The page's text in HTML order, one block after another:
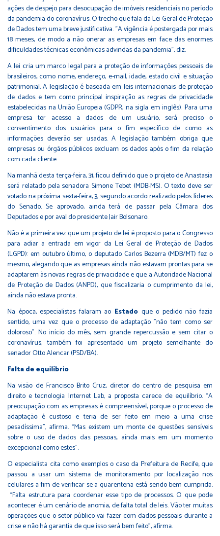
ações de despejo para desocupação de imóveis residenciais no período
da pandemia do coronavírus. O trecho que fala da Lei Geral de Proteção
de Dados tem uma breve justificativa. "A vigência é postergada por mais
18 meses, de modo a não onerar as empresas em face das enormes
dificuldades técnicas econômicas advindas da pandemia", diz.
A lei cria um marco legal para a proteção de informações pessoais de
brasileiros, como nome, endereço, e-mail, idade, estado civil e situação
patrimonial. A legislação é baseada em leis internacionais de proteção
de dados e tem como principal inspiração as regras de privacidade
estabelecidas na União Europeia (GDPR, na sigla em inglês). Para uma
empresa ter acesso a dados de um usuário, será preciso o
consentimento dos usuários para o fim específico de como as
informações deverão ser usadas. A legislação também obriga que
empresas ou órgãos públicos excluam os dados após o fim da relação
com cada cliente.
Na manhã desta terça-feira, 31, ficou definido que o projeto de Anastasia
será relatado pela senadoraSimone Tebet (MDB-MS). O texto deve ser
votado na próxima sexta-feira, 3, segundo acordo realizado pelos líderes
do Senado. Se aprovado, ainda terá de passar pela Câmara dos
Deputados e por aval do presidente Jair Bolsonaro.
Não é a primeira vez que um projeto de lei é proposto para o Congresso
para adiar a entrada em vigor da Lei Geral de Proteção de Dados
(LGPD): em outubro último, o deputado Carlos Bezerra (MDB/MT) fez o
mesmo, alegando que as empresas ainda não estavam prontas para se
adaptarem às novas regras de privacidade e que a Autoridade Nacional
de Proteção de Dados (ANPD), que fiscalizaria o cumprimento da lei,
ainda não estava pronta.
Na época, especialistas falaram ao Estado que o pedido não fazia
sentido, uma vez que o processo de adaptação "não tem como ser
doloroso". No início do mês, sem grande repercussão e sem citar o
coronavírus, também foi apresentado um projeto semelhante do
senador Otto Alencar (PSD/BA).
Falta de equilíbrio
Na visão de Francisco Brito Cruz, diretor do centro de pesquisa em
direito e tecnologia Internet Lab, a proposta carece de equilíbrio. “A
preocupação com as empresas é compreensível, porque o processo de
adaptação é custoso e teria de ser feito em meio a uma crise
pesadíssima”, afirma. “Mas existem um monte de questões sensíveis
sobre o uso de dados das pessoas, ainda mais em um momento
excepcional como estes”.
O especialista cita como exemplos o caso da Prefeitura de Recife, que
passou a usar um sistema de monitoramento por localização nos
celulares a fim de verificar se a quarentena está sendo bem cumprida.
“Falta estrutura para coordenar esse tipo de processos. O que pode
acontecer é um cenário de anomia, de falta total de leis. Vão ter muitas
operações que o setor público vai fazer com dados pessoais durante a
crise e não há garantia de que isso será bem feito”, afirma.